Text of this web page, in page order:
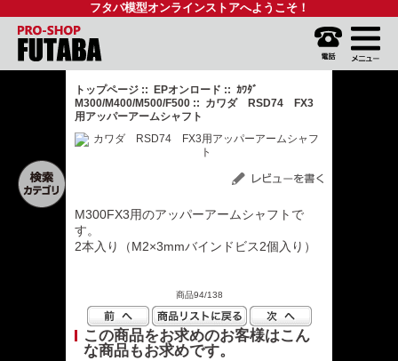
フタバ模型オンラインストアへようこそ！
トップページ :: EPオンロード :: ｶﾜﾀﾞ
M300/M400/M500/F500 :: カワダ RSD74 FX3
用アッパーアームシャフト
M300FX3用のアッパーアームシャフトで
す。
2本入り（M2×3mmバインドビス2個入り）
商品94/138
この商品をお求めのお客様はこん
な商品もお求めです。